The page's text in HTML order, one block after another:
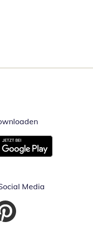
Öffnet in
in neuem Fenster
Media
Fenster
neuem Fenster
in neuem Fenster